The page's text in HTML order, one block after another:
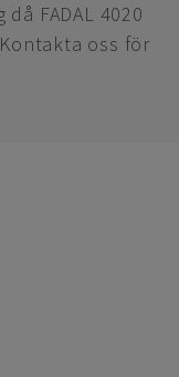
FADAL 4020
oss för